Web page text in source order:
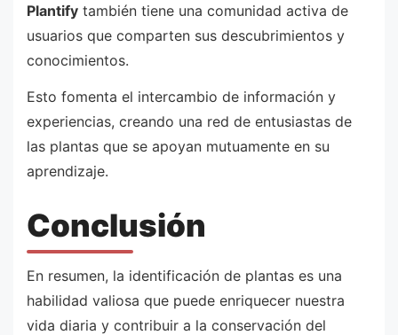
Plantify también tiene una comunidad activa de
usuarios que comparten sus descubrimientos y
conocimientos.
Esto fomenta el intercambio de información y
experiencias, creando una red de entusiastas de
las plantas que se apoyan mutuamente en su
aprendizaje.
Conclusión
En resumen, la identificación de plantas es una
habilidad valiosa que puede enriquecer nuestra
vida diaria y contribuir a la conservación del